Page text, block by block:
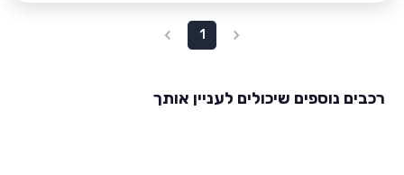
1
רכבים נוספים שיכולים לעניין אותך